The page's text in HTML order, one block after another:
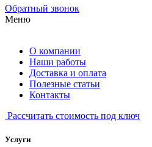
Обратный звонок
Меню
О компании
Наши работы
Доставка и оплата
Полезные статьи
Контакты
Рассчитать стоимость под ключ
Услуги